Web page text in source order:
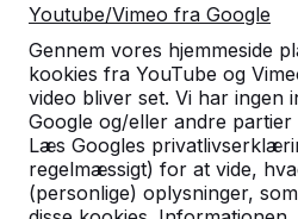
Youtube/Vimeo fra Google
Gennem vores hjemmeside
kookies fra YouTube og
video bliver set. Vi har ingen
Google og/eller andre partier
Læs Googles
regelmæssigt) for at vide,
(personlige) oplysninger,
Tilføj til
Tilføj til